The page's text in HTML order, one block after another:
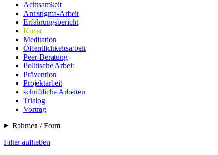
Achtsamkeit
Antistigma-Arbeit
Erfahrungsbericht
Kunst
Meditation
Öffentlichkeitsarbeit
Peer-Beratung
Politische Arbeit
Prävention
Projektarbeit
schriftliche Arbeiten
Trialog
Vortrag
Rahmen / Form
Filter aufheben